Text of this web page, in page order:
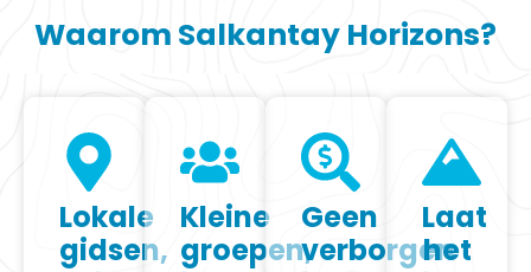
Waarom Salkantay Horizons?
Lokale
gidsen,
Kleine
groepen,
Geen
verborgen
Laat
het